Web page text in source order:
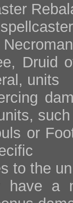
Druid
units
such
or
to the
have a